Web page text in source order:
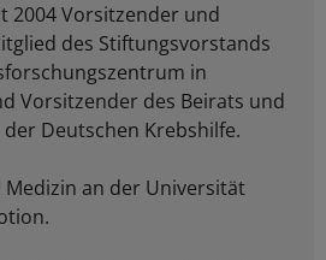
2004 Vorsitzender und
des Stiftungsvorstands
in
Vorsitzender des Beirats und
Deutschen Krebshilfe.
Medizin an der Universität